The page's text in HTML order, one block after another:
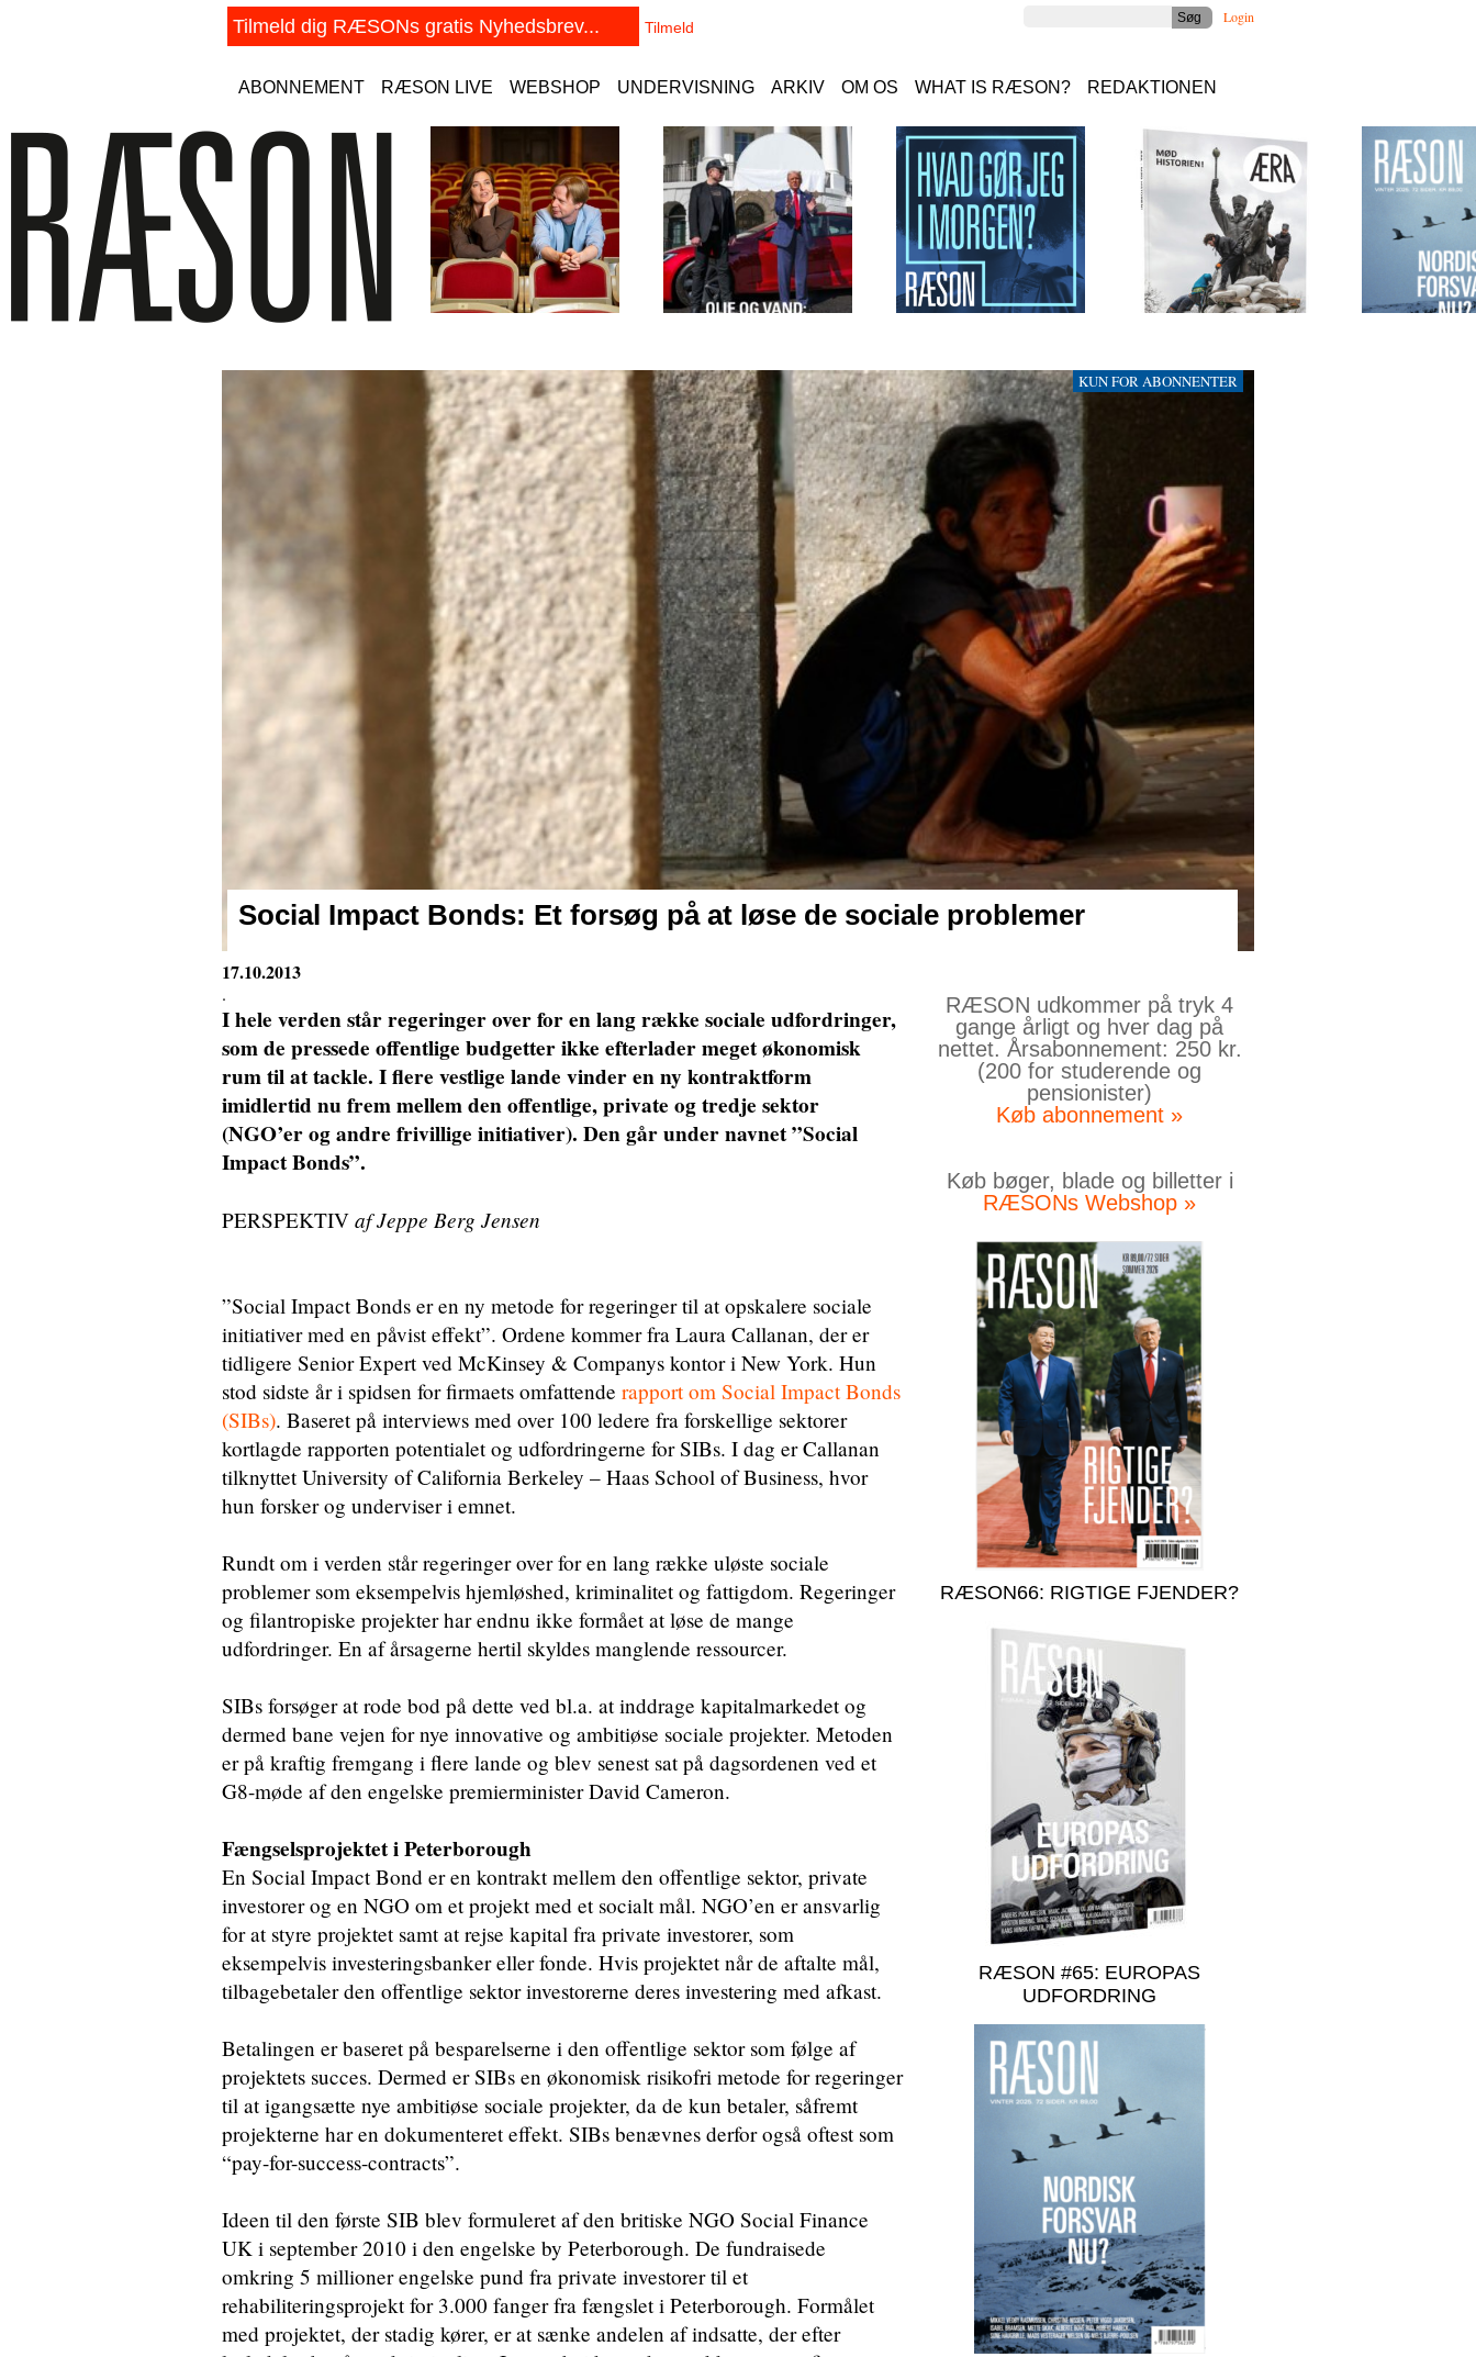
Login
ABONNEMENT RÆSON LIVE WEBSHOP UNDERVISNING ARKIV OM OS WHAT IS RÆSON? REDAKTIONEN
KUN FOR ABONNENTER
Social Impact Bonds: Et forsøg på at løse de sociale problemer
17.10.2013
.
I hele verden står regeringer over for en lang række sociale udfordringer,
som de pressede offentlige budgetter ikke efterlader meget økonomisk
rum til at tackle. I flere vestlige lande vinder en ny kontraktform
imidlertid nu frem mellem den offentlige, private og tredje sektor
(NGO’er og andre frivillige initiativer). Den går under navnet ”Social
Impact Bonds”.
PERSPEKTIV af Jeppe Berg Jensen
”Social Impact Bonds er en ny metode for regeringer til at opskalere sociale
initiativer med en påvist effekt”. Ordene kommer fra Laura Callanan, der er
tidligere Senior Expert ved McKinsey & Companys kontor i New York. Hun
stod sidste år i spidsen for firmaets omfattende rapport om Social Impact Bonds
(SIBs). Baseret på interviews med over 100 ledere fra forskellige sektorer
kortlagde rapporten potentialet og udfordringerne for SIBs. I dag er Callanan
tilknyttet University of California Berkeley – Haas School of Business, hvor
hun forsker og underviser i emnet.
Rundt om i verden står regeringer over for en lang række uløste sociale
problemer som eksempelvis hjemløshed, kriminalitet og fattigdom. Regeringer
og filantropiske projekter har endnu ikke formået at løse de mange
udfordringer. En af årsagerne hertil skyldes manglende ressourcer.
SIBs forsøger at rode bod på dette ved bl.a. at inddrage kapitalmarkedet og
dermed bane vejen for nye innovative og ambitiøse sociale projekter. Metoden
er på kraftig fremgang i flere lande og blev senest sat på dagsordenen ved et
G8-møde af den engelske premierminister David Cameron.
Fængselsprojektet i Peterborough
En Social Impact Bond er en kontrakt mellem den offentlige sektor, private
investorer og en NGO om et projekt med et socialt mål. NGO’en er ansvarlig
for at styre projektet samt at rejse kapital fra private investorer, som
eksempelvis investeringsbanker eller fonde. Hvis projektet når de aftalte mål,
tilbagebetaler den offentlige sektor investorerne deres investering med afkast.
Betalingen er baseret på besparelserne i den offentlige sektor som følge af
projektets succes. Dermed er SIBs en økonomisk risikofri metode for regeringer
til at igangsætte nye ambitiøse sociale projekter, da de kun betaler, såfremt
projekterne har en dokumenteret effekt. SIBs benævnes derfor også oftest som
“pay-for-success-contracts”.
Ideen til den første SIB blev formuleret af den britiske NGO Social Finance
UK i september 2010 i den engelske by Peterborough. De fundraisede
omkring 5 millioner engelske pund fra private investorer til et
rehabiliteringsprojekt for 3.000 fanger fra fængslet i Peterborough. Formålet
med projektet, der stadig kører, er at sænke andelen af indsatte, der efter
RÆSON udkommer på tryk 4
gange årligt og hver dag på
nettet. Årsabonnement: 250 kr.
(200 for studerende og
pensionister)
Køb abonnement »
Køb bøger, blade og billetter i
RÆSONs Webshop »
RÆSON66: RIGTIGE FJENDER?
RÆSON #65: EUROPAS
UDFORDRING